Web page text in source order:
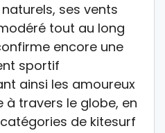
ses vents
tout au long
encore une
sportif
ainsi les amoureux
à travers le globe, en
de kitesurf